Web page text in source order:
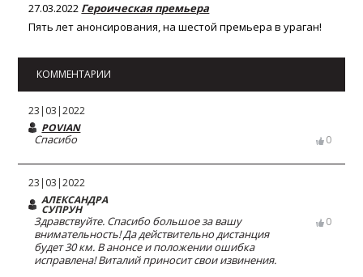
27.03.2022 Героическая премьера
Пять лет анонсирования, на шестой премьера в ураган!
КОММЕНТАРИИ
23|03|2022
POVIAN
Спасибо 0
23|03|2022
АЛЕКСАНДРА
СУПРУН
Здравствуйте. Спасибо большое за вашу
внимательность! Да действительно дистанция
будет 30 км. В анонсе и положении ошибка
исправлена! Виталий приносит свои извинения.
0